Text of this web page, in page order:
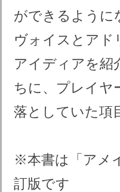
ができるように
ヴォイスとアド
アイディアを紹
ちに、プレイヤ
落としていた項
※本書は「アメ
訂版です